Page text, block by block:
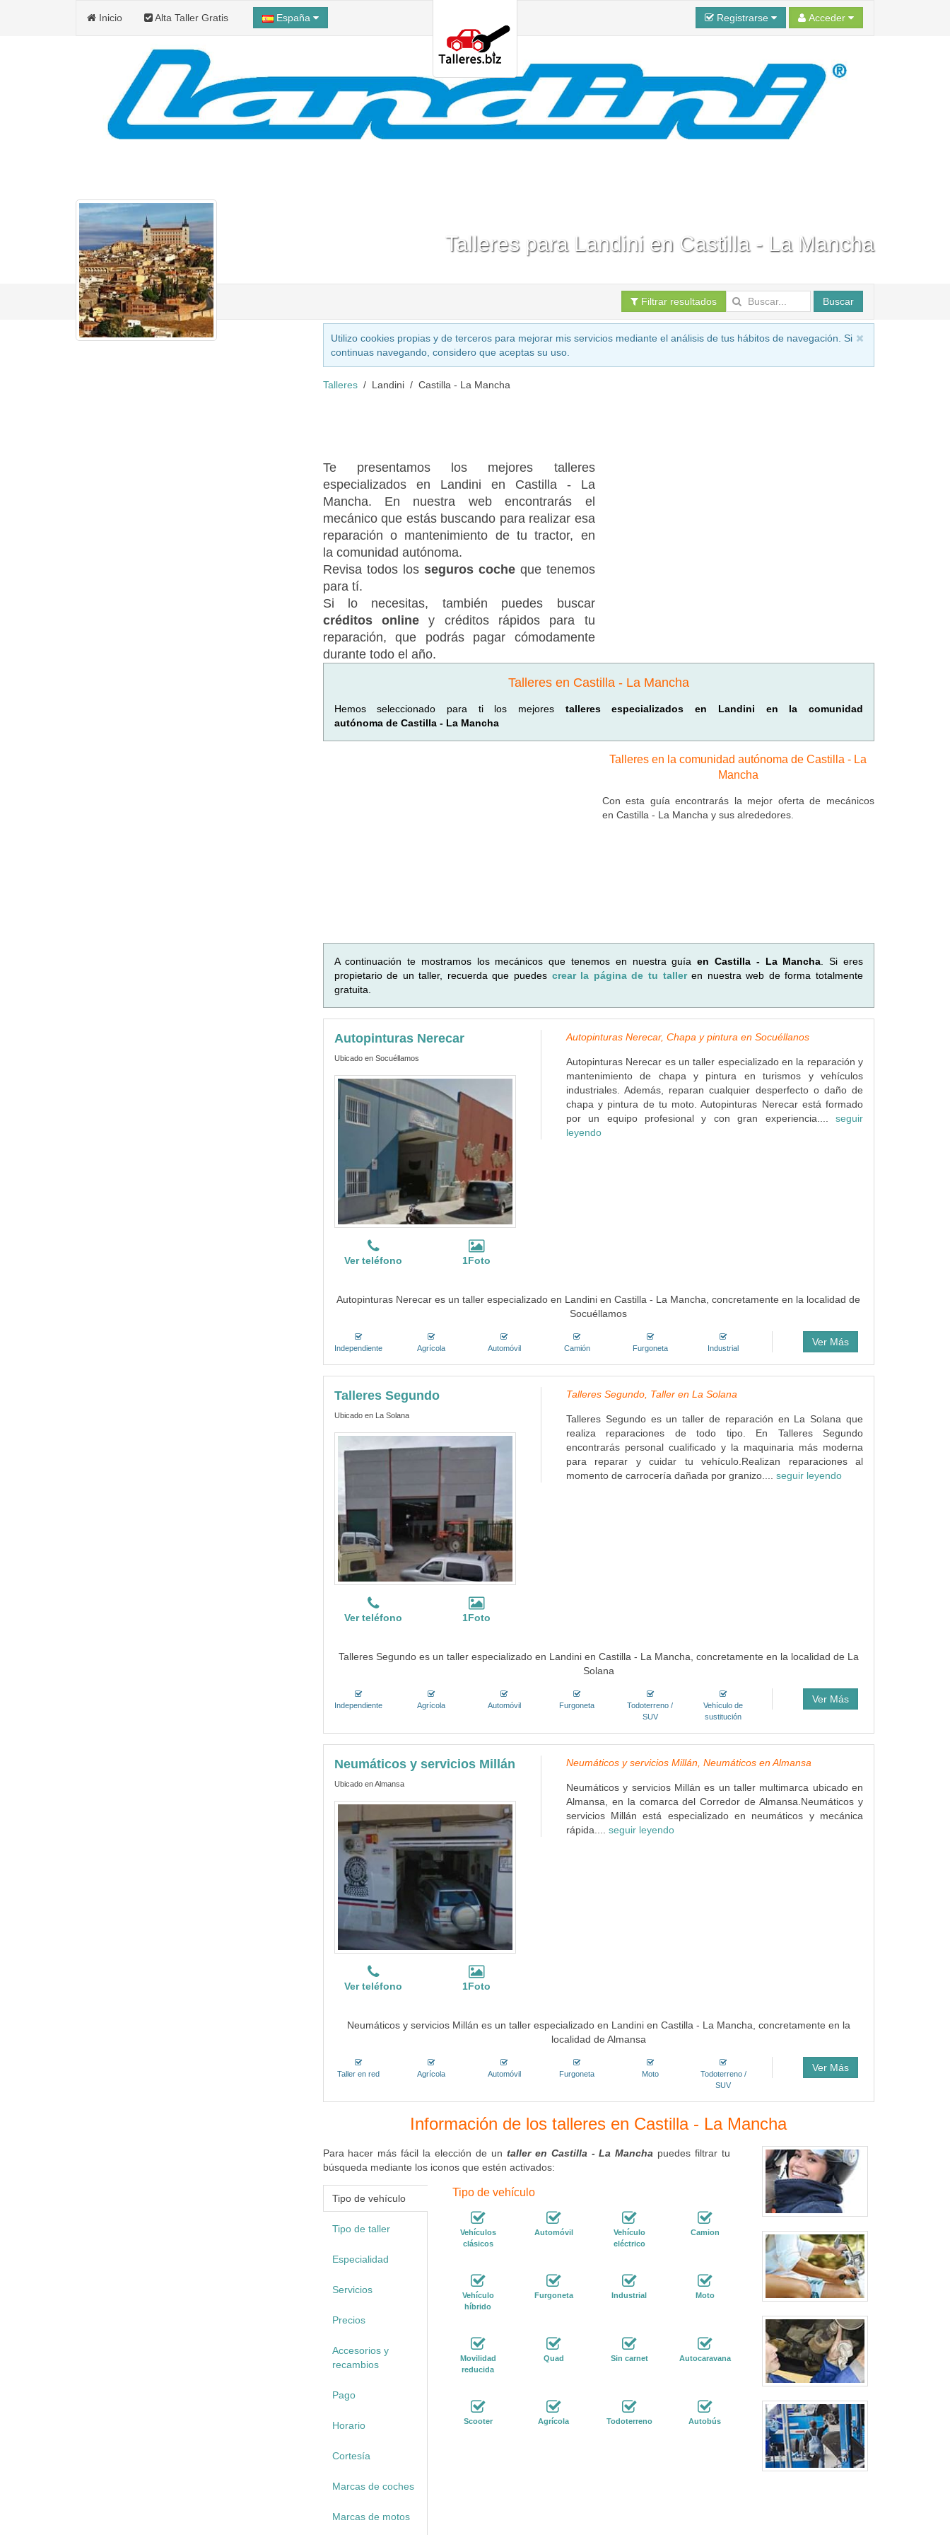
Inicio Alta Taller Gratis España Registrarse Acceder
Talleres para Landini en Castilla - La Mancha
Filtrar resultados Buscar
Utilizo cookies propias y de terceros para mejorar mis servicios mediante el análisis de tus hábitos de navegación. Si
continuas navegando, considero que aceptas su uso.
Talleres Landini Castilla - La Mancha
Te presentamos los mejores talleres
especializados en Landini en Castilla - La
Mancha. En nuestra web encontrarás el
mecánico que estás buscando para realizar esa
reparación o mantenimiento de tu tractor, en
la comunidad autónoma.
Revisa todos los seguros cocheque tenemos
para tí.
Si lo necesitas, también puedes buscar
créditos onliney créditos rápidos para tu
reparación, que podrás pagar cómodamente
durante todo el año.
Talleres en Castilla - La Mancha
Hemos seleccionado para ti los mejores talleres especializados en Landini en la comunidad
autónoma de Castilla - La Mancha
Talleres en la comunidad autónoma de Castilla - La
Mancha
Con esta guía encontrarás la mejor oferta de mecánicos
en Castilla - La Mancha y sus alrededores.
A continuación te mostramos los mecánicos que tenemos en nuestra guíaen Castilla - La Mancha . Si eres
propietario de un taller, recuerda que puedes crear la página de tu talleren nuestra web de forma totalmente
gratuita.
Autopinturas Nerecar
Ubicado en Socuéllamos
Ver teléfono 1Foto
Autopinturas Nerecar, Chapa y pintura en Socuéllanos
Autopinturas Nerecar es un taller especializado en la reparación y
mantenimiento de chapa y pintura en turismos y vehículos
industriales. Además, reparan cualquier desperfecto o daño de
chapa y pintura de tu moto. Autopinturas Nerecar está formado
por un equipo profesional y con gran experiencia.... seguir
leyendo
Autopinturas Nerecar es un taller especializado en Landini en Castilla - La Mancha, concretamente en la localidad de
Socuéllamos
Independiente Agrícola Automóvil Camión Furgoneta Industrial
Ver Más
Talleres Segundo
Ubicado en La Solana
Ver teléfono 1Foto
Talleres Segundo, Taller en La Solana
Talleres Segundo es un taller de reparación en La Solana que
realiza reparaciones de todo tipo. En Talleres Segundo
encontrarás personal cualificado y la maquinaria más moderna
para reparar y cuidar tu vehículo.Realizan reparaciones al
momento de carrocería dañada por granizo.... seguir leyendo
Talleres Segundo es un taller especializado en Landini en Castilla - La Mancha, concretamente en la localidad de La
Solana
Independiente Agrícola Automóvil Furgoneta
Todoterreno /
SUV
Vehículo de
sustitución
Ver Más
Neumáticos y servicios Millán
Ubicado en Almansa
Ver teléfono 1Foto
Neumáticos y servicios Millán, Neumáticos en Almansa
Neumáticos y servicios Millán es un taller multimarca ubicado en
Almansa, en la comarca del Corredor de Almansa.Neumáticos y
servicios Millán está especializado en neumáticos y mecánica
rápida.... seguir leyendo
Neumáticos y servicios Millán es un taller especializado en Landini en Castilla - La Mancha, concretamente en la
localidad de Almansa
Taller en red Agrícola Automóvil Furgoneta Moto
Todoterreno /
SUV
Ver Más
Información de los talleres en Castilla - La Mancha
Para hacer más fácil la elección de un taller en Castilla - La Mancha puedes filtrar tu
búsqueda mediante los iconos que estén activados:
Tipo de vehículo
Tipo de taller
Especialidad
Servicios
Precios
Accesorios y
recambios
Pago
Horario
Cortesía
Marcas de coches
Marcas de motos
Tipo de vehículo
Vehículos
clásicos
Automóvil
Vehículo
eléctrico
Camion
Vehículo
híbrido
Furgoneta Industrial Moto
Movilidad
reducida
Quad Sin carnet Autocaravana
Scooter Agrícola Todoterreno Autobús